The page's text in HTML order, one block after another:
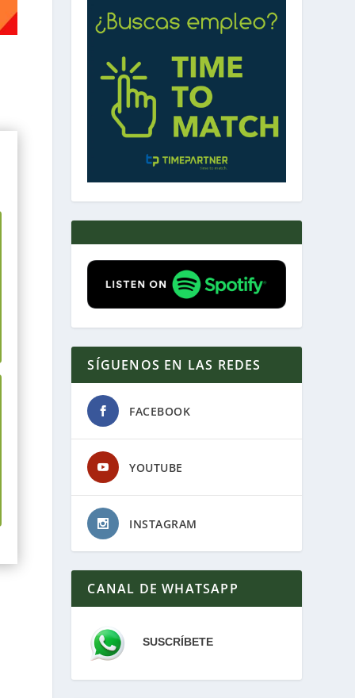
SÍGUENOS EN LAS REDES
FACEBOOK
YOUTUBE
INSTAGRAM
CANAL DE WHATSAPP
SUSCRÍBETE